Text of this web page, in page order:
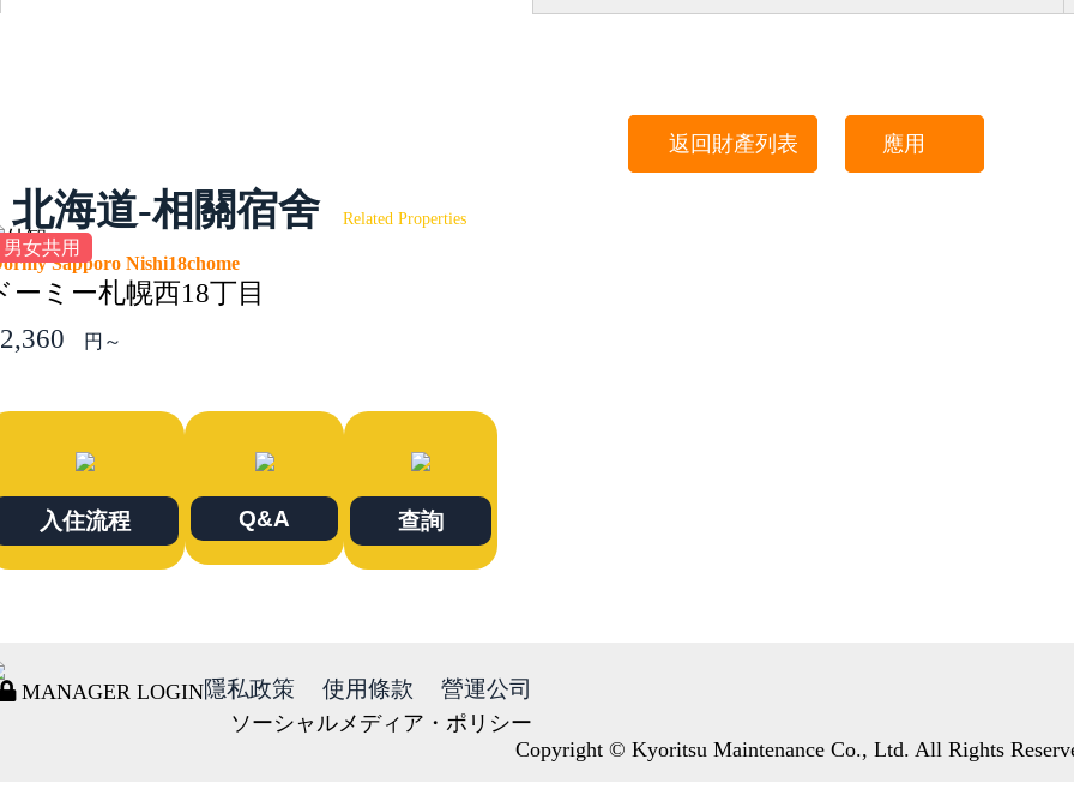
返回財產列表 應用
北海道-相關宿舍 Related Properties
男女共用
Sapporo Nishi18chome
ーミー札幌西18丁目
円～
入住流程 Q&A 查詢
MANAGER LOGIN隱私政策 使用條款 營運公司
ソーシャルメディア・ポリシー
Copyright © Kyoritsu Maintenance Co., Ltd. All Rights